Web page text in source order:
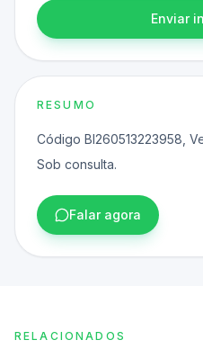
Enviar
RESUMO
Código BI260513223958,
Sob consulta.
Falar agora
RELACIONADOS